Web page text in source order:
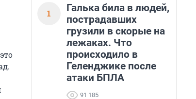
1
Галька била в людей,
пострадавших
грузили в скорые на
лежаках. Что
происходило в
Геленджике после
атаки БПЛА
91 185